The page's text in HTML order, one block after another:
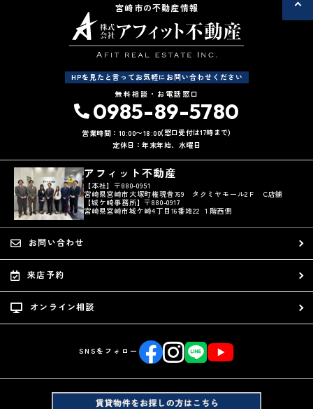
宮崎市の不動産情報
HPを見たと言ってお気軽にお問い合わせください
無料相談・お電話窓口
0985-89-5780
営業時間：10:00〜18:00(窓口受付は17時まで)
定休日：年末年始、水曜日
アフィット不動産
【本社】〒880-0951
宮崎県宮崎市大塚町権現昔769 タクミヤモール2Ｆ C店舗
【城ケ崎事務所】〒880-0917
宮崎県宮崎市城ケ崎4丁目16番地22 １階西側
お問い合わせ
来店予約
オンライン相談
SNSをフォロー